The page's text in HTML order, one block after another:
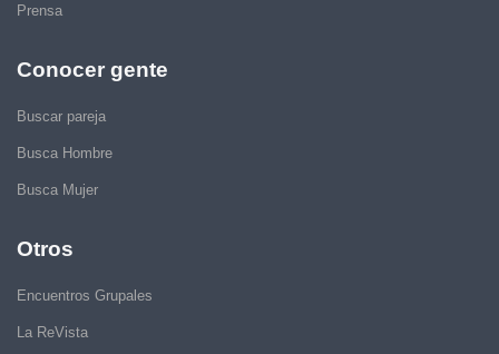
Prensa
Conocer gente
Buscar pareja
Busca Hombre
Busca Mujer
Otros
Encuentros Grupales
La ReVista